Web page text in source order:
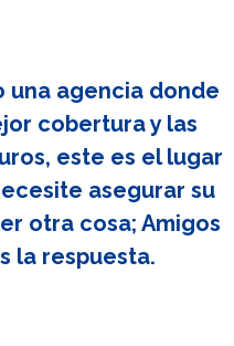
una agencia donde
cobertura y las
este es el lugar
asegurar su
otra cosa; Amigos
la respuesta.